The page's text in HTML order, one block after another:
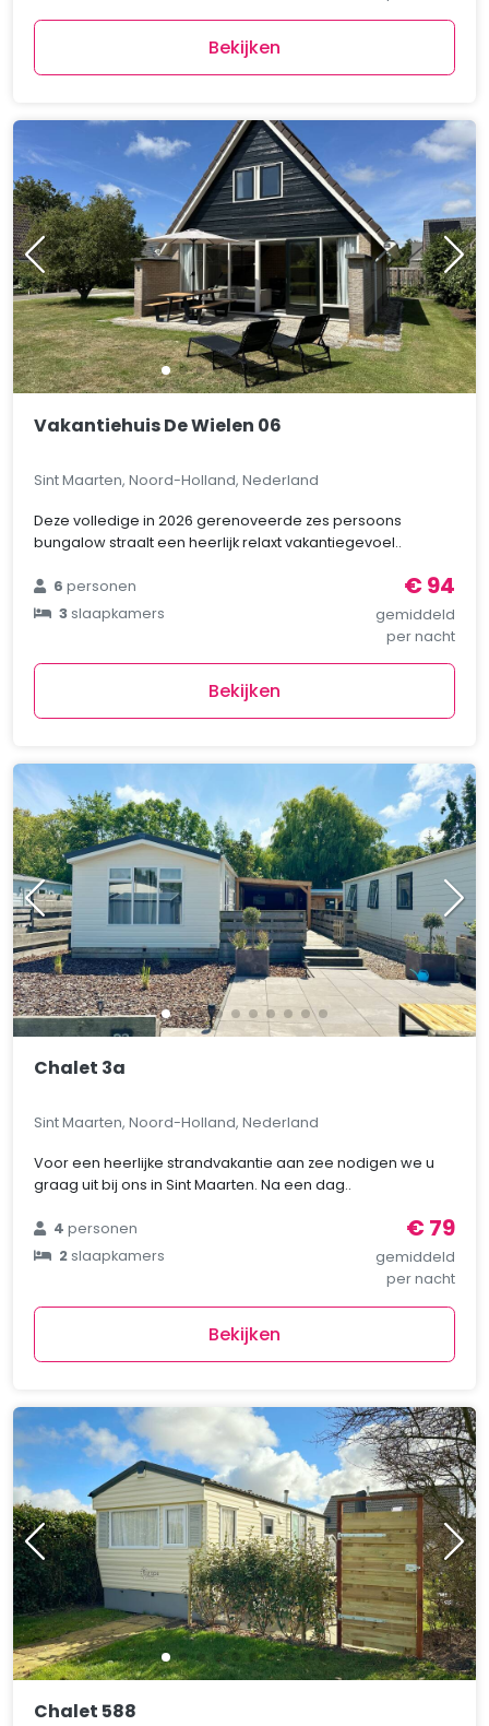
Bekijken
Vakantiehuis De Wielen 06
Sint Maarten, Noord-Holland, Nederland
Deze volledige in 2026 gerenoveerde zes persoons
bungalow straalt een heerlijk relaxt vakantiegevoel..
6personen
3slaapkamers
€ 94
gemiddeld
per nacht
Bekijken
Chalet 3a
Sint Maarten, Noord-Holland, Nederland
Voor een heerlijke strandvakantie aan zee nodigen we u
graag uit bij ons in Sint Maarten. Na een dag..
4personen
2slaapkamers
€ 79
gemiddeld
per nacht
Bekijken
Chalet 588